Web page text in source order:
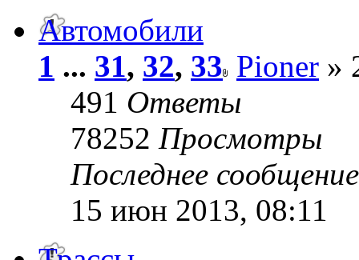
Автомобили
1 ... 31, 32, 33 Pioner »
491 Ответы
78252 Просмотры
Последнее
15 июн 2013, 08:11